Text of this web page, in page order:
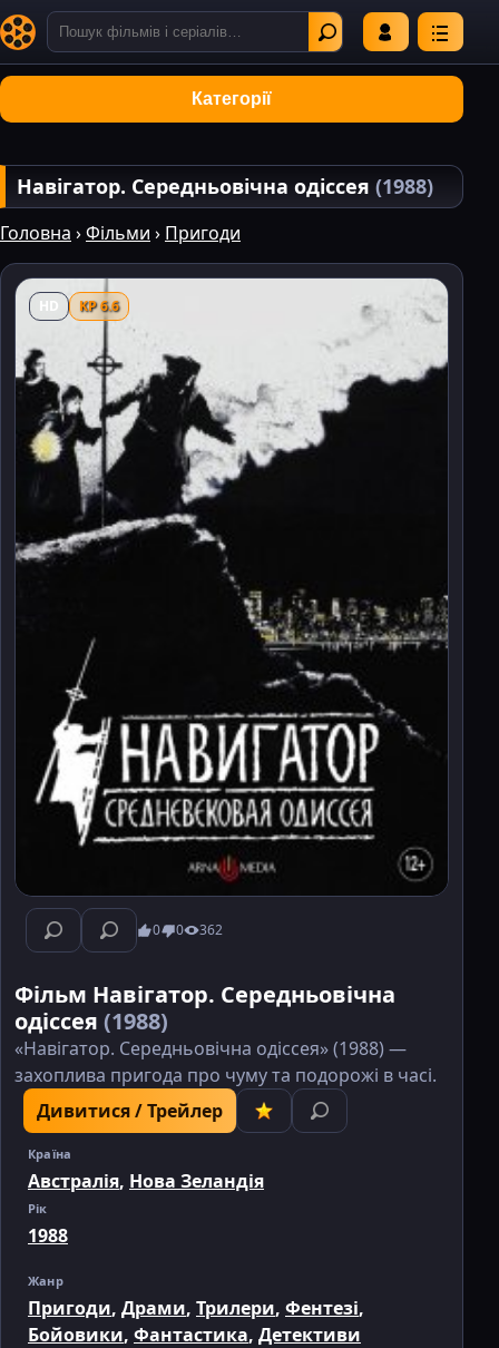
Категорії
Навігатор. Середньовічна одіссея (1988)
Головна ›Фільми › Пригоди
HD KP 6.6
0 0 362
Фільм Навігатор. Середньовічна
одіссея (1988)
«Навігатор. Середньовічна одіссея» (1988) —
захоплива пригода про чуму та подорожі в часі.
Дивитися / Трейлер
Країна
Австралія, Нова Зеландія
Рік
1988
Жанр
Пригоди, Драми, Трилери, Фентезі,
Бойовики, Фантастика, Детективи